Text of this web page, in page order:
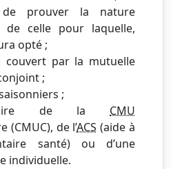
de prouver la nature
de celle pour laquelle,
opté ;
couvert par la mutuelle
;
;
de la CMU
(CMUC), de l’ACS (aide à
santé) ou d’une
individuelle.